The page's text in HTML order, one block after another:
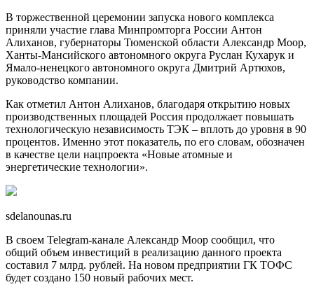
В торжественной церемонии запуска нового комплекса
приняли участие глава Минпромторга России Антон
Алиханов, губернаторы Тюменской области Александр Моор,
Ханты-Мансийского автономного округа Руслан Кухарук и
Ямало-ненецкого автономного округа Дмитрий Артюхов,
руководство компании.
Как отметил Антон Алиханов, благодаря открытию новых
производственных площадей Россия продолжает повышать
технологическую независимость ТЭК – вплоть до уровня в 90
процентов. Именно этот показатель, по его словам, обозначен
в качестве цели нацпроекта «Новые атомные и
энергетические технологии».
sdelanounas.ru
В своем Telegram-канале Александр Моор сообщил, что
общий объем инвестиций в реализацию данного проекта
составил 7 млрд. рублей. На новом предприятии ГК ТОФС
будет создано 150 новый рабочих мест.